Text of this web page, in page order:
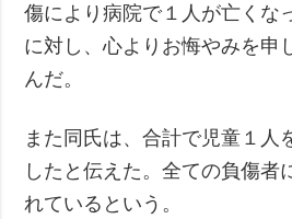
傷により病院で１人が亡くな
に対し、心よりお悔やみを申
んだ。
また同氏は、合計で児童１人
したと伝えた。全ての負傷者
れているという。